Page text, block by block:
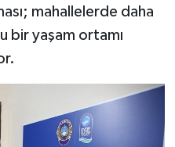
mahallelerde daha
bir yaşam ortamı